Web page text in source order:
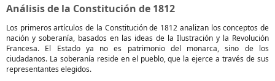
Análisis de la Constitución de 1812
Los primeros artículos de la Constitución de 1812 analizan los conceptos de
nación y soberanía, basados en las ideas de la Ilustración y la Revolución
Francesa. El Estado ya no es patrimonio del monarca, sino de los
ciudadanos. La soberanía reside en el pueblo, que la ejerce a través de sus
representantes elegidos.